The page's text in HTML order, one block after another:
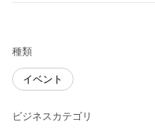
種類
イベント
ビジネスカテゴリ